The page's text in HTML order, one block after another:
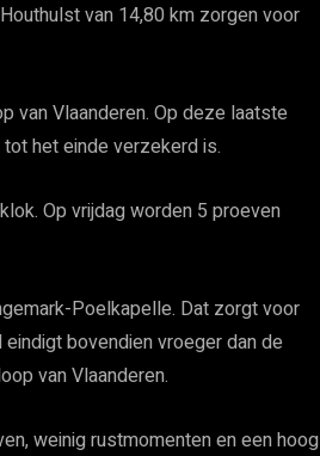
van 14,80 km zorgen voor
van Vlaanderen. Op deze laatste
het einde verzekerd is.
Op vrijdag worden 5 proeven
Poelkapelle. Dat zorgt voor
bovendien vroeger dan de
van Vlaanderen.
weinig rustmomenten en een hoog